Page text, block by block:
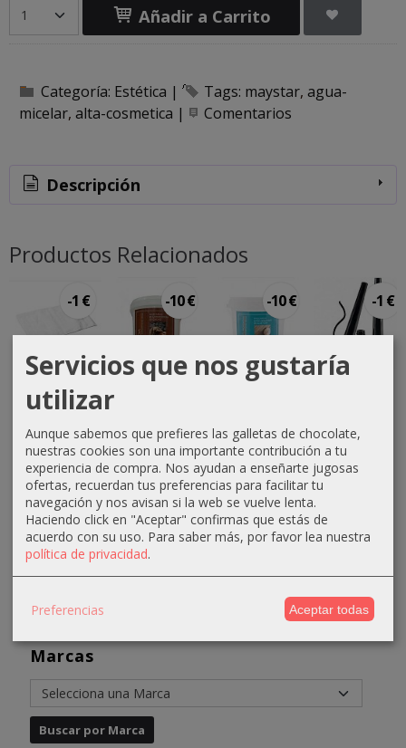
Marcas
Añadir a Carrito
Categoría: Estética | Tags: maystar agua-
micelar alta-cosmetica | Comentarios
Descripción
Productos Relacionados
-1 €
Toalla
manicura
2,70 €
3,90 €
-10 €
Mascarilla
de cacao...
28,41 €
38,41 €
-10 €
Mascarilla
hidratante
aloe...
33,42 €
43,42 €
-1 €
negro...
3,95 €
Servicios que nos gustaría
utilizar
Aunque sabemos que prefieres las galletas de chocolate,
nuestras cookies son una importante contribución a tu
experiencia de compra. Nos ayudan a enseñarte jugosas
ofertas, recuerdan tus preferencias para facilitar tu
navegación y nos avisan si la web se vuelve lenta.
Haciendo click en "Aceptar" confirmas que estás de
acuerdo con su uso. Para saber más, por favor lea nuestra
política de privacidad.
Preferencias Aceptar todas